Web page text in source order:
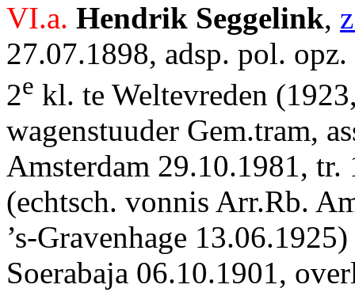
VI.a. Hendrik Seggelink,
27.07.1898, adsp. pol.
2e kl. te Weltevreden
wagenstuuder Gem.tram,
Amsterdam 29.10.1981,
(echtsch. vonnis Arr.Rb.
’s-Gravenhage 13.06.1925)
Soerabaja 06.10.1901,